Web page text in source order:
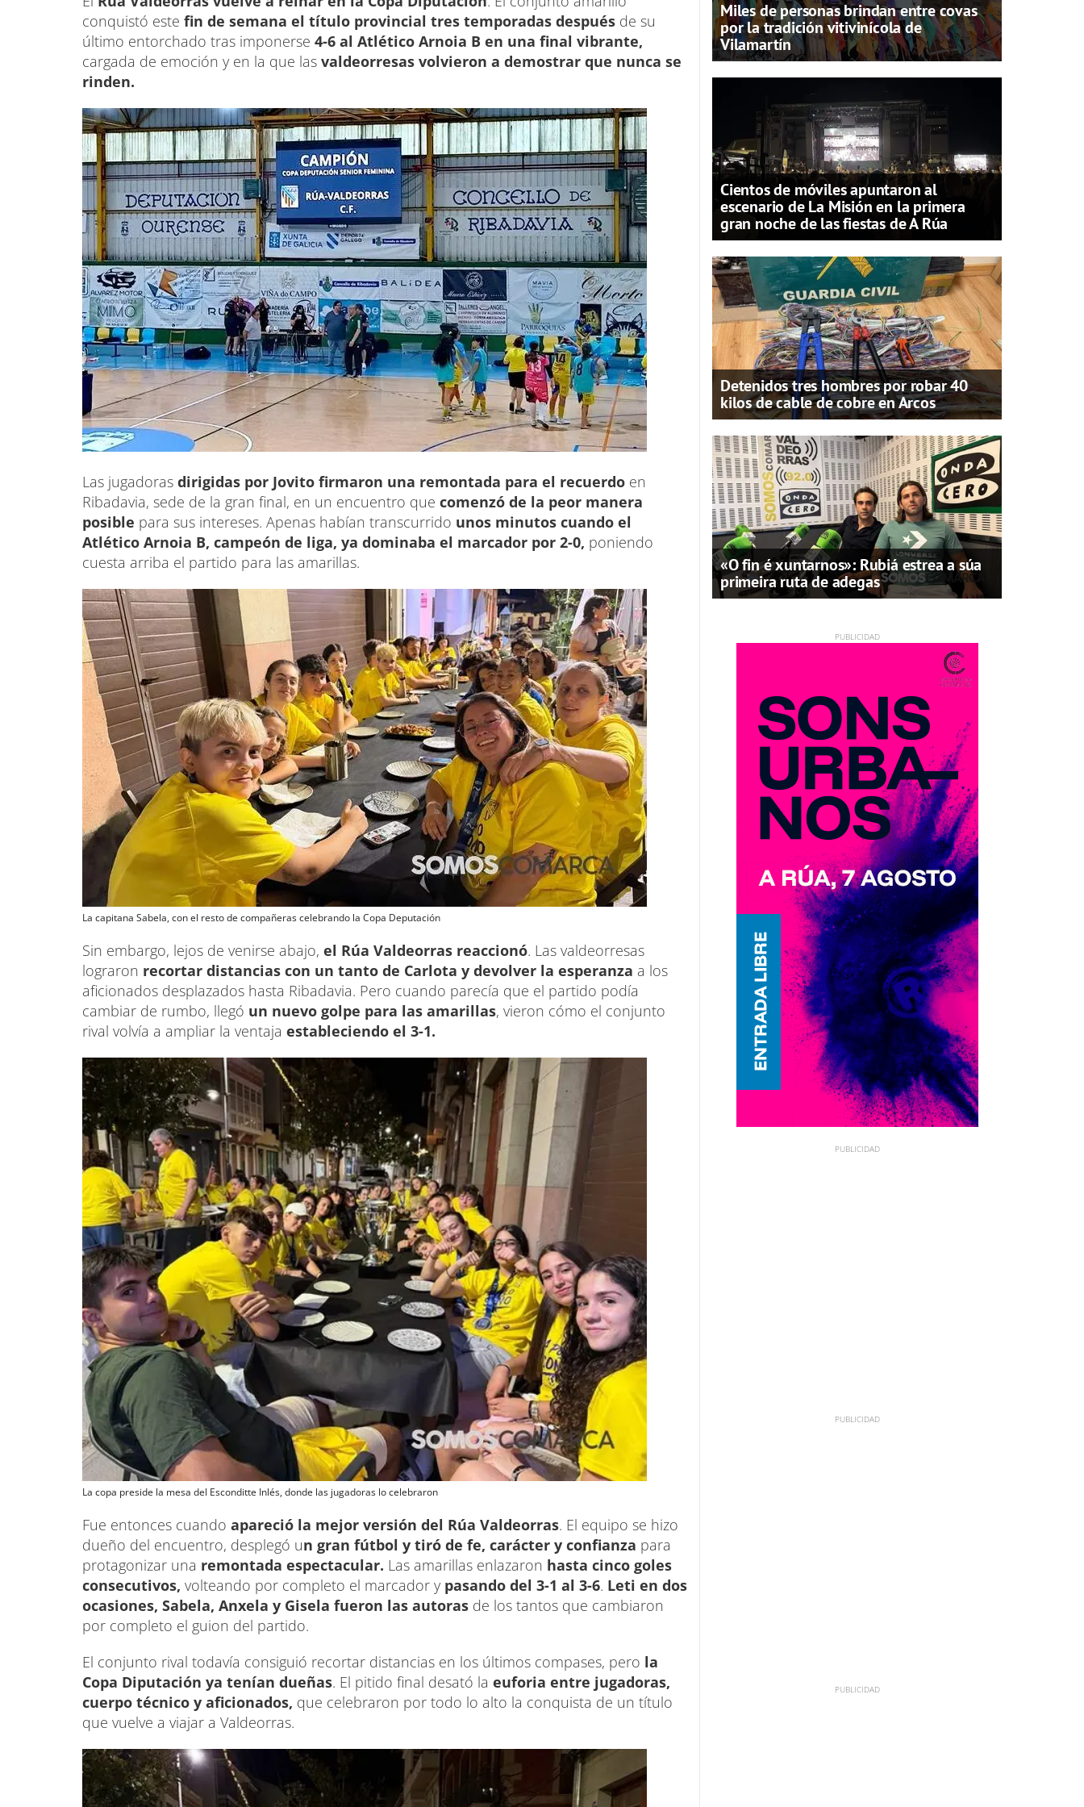
conquistó este fin de semana el título provincial tres temporadas después de su
último entorchado tras imponerse 4-6 al Atlético Arnoia B en una final vibrante,
cargada de emoción y en la que las valdeorresas volvieron a demostrar que nunca se
rinden.
Las jugadoras dirigidas por Jovito firmaron una remontada para el recuerdo en
Ribadavia, sede de la gran final, en un encuentro que comenzó de la peor manera
posible para sus intereses. Apenas habían transcurrido unos minutos cuando el
Atlético Arnoia B, campeón de liga, ya dominaba el marcador por 2-0, poniendo
cuesta arriba el partido para las amarillas.
La capitana Sabela, con el resto de compañeras celebrando la Copa Deputación
Sin embargo, lejos de venirse abajo, el Rúa Valdeorras reaccionó. Las valdeorresas
lograron recortar distancias con un tanto de Carlota y devolver la esperanza a los
aficionados desplazados hasta Ribadavia. Pero cuando parecía que el partido podía
cambiar de rumbo, llegó un nuevo golpe para las amarillas, vieron cómo el conjunto
rival volvía a ampliar la ventaja estableciendo el 3-1.
La copa preside la mesa del Esconditte Inlés, donde las jugadoras lo celebraron
Fue entonces cuando apareció la mejor versión del Rúa Valdeorras. El equipo se hizo
dueño del encuentro, desplegó un gran fútbol y tiró de fe, carácter y confianza para
protagonizar una remontada espectacular. Las amarillas enlazaron hasta cinco goles
consecutivos, volteando por completo el marcador y pasando del 3-1 al 3-6. Leti en dos
ocasiones, Sabela, Anxela y Gisela fueron las autoras de los tantos que cambiaron
por completo el guion del partido.
El conjunto rival todavía consiguió recortar distancias en los últimos compases, pero la
Copa Diputación ya tenían dueñas. El pitido final desató la euforia entre jugadoras,
cuerpo técnico y aficionados, que celebraron por todo lo alto la conquista de un título
que vuelve a viajar a Valdeorras.
Miles de personas brindan entre covas
por la tradición vitivinícola de
Vilamartín
Cientos de móviles apuntaron al
escenario de La Misión en la primera
gran noche de las fiestas de A Rúa
Detenidos tres hombres por robar 40
kilos de cable de cobre en Arcos
«O fin é xuntarnos»: Rubiá estrea a súa
primeira ruta de adegas